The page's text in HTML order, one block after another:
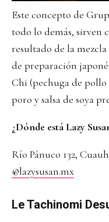
Este concepto de
todo lo demás, sirven
resultado de la
de preparación
Chi (pechuga de
poro y salsa de soya
¿Dónde está Lazy
Río Pánuco 132,
@lazysusan.mx
Le Tachinomi